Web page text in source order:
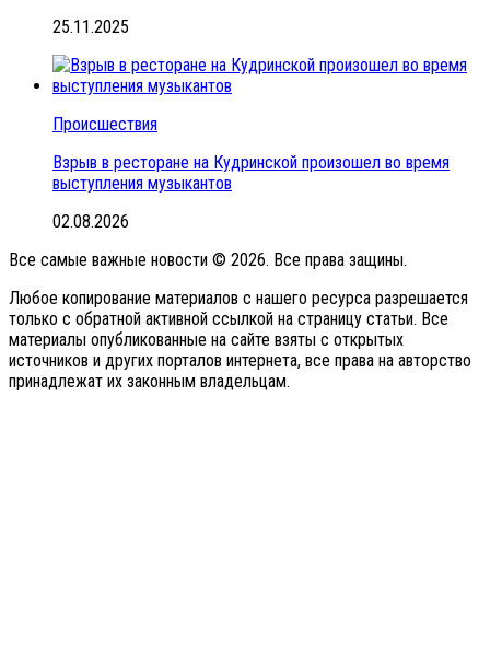
25.11.2025
Происшествия
Взрыв в ресторане на Кудринской произошел во время
выступления музыкантов
02.08.2026
Все самые важные новости © 2026. Все права защины.
Любое копирование материалов с нашего ресурса разрешается
только с обратной активной ссылкой на страницу статьи. Все
материалы опубликованные на сайте взяты с открытых
источников и других порталов интернета, все права на авторство
принадлежат их законным владельцам.